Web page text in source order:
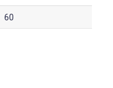
60